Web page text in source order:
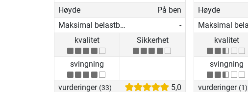
Høyde
På ben
Maksimal belastbarhet
-
kvalitet
Sikkerhet
svingning
vurderinger (33) 5,0
Høyde
kvalitet
svingning
vurderinger (1)